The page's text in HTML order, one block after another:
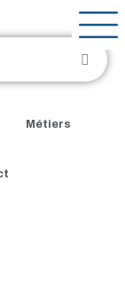
Métiers